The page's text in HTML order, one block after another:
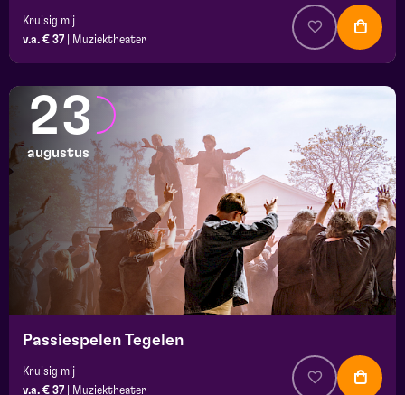
Kruisig mij
v.a. € 37
Muziektheater
23
augustus
Passiespelen Tegelen
Kruisig mij
v.a. € 37
Muziektheater